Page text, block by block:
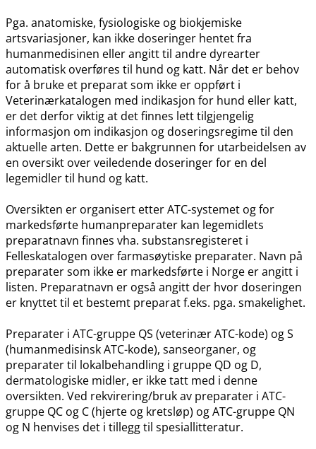
Pga. anatomiske, fysiologiske og biokjemiske
artsvariasjoner, kan ikke doseringer hentet fra
humanmedisinen eller angitt til andre dyrearter
automatisk overføres til hund og katt. Når det er behov
for å bruke et preparat som ikke er oppført i
Veterinærkatalogen med indikasjon for hund eller katt,
er det derfor viktig at det finnes lett tilgjengelig
informasjon om indikasjon og doseringsregime til den
aktuelle arten. Dette er bakgrunnen for utarbeidelsen av
en oversikt over veiledende doseringer for en del
legemidler til hund og katt.
Oversikten er organisert etter ATC-systemet og for
markedsførte humanpreparater kan legemidlets
preparatnavn finnes vha. substansregisteret i
Felleskatalogen over farmasøytiske preparater. Navn på
preparater som ikke er markedsførte i Norge er angitt i
listen. Preparatnavn er også angitt der hvor doseringen
er knyttet til et bestemt preparat f.eks. pga. smakelighet.
Preparater i ATC-gruppe QS (veterinær ATC-kode) og S
(humanmedisinsk ATC-kode), sanseorganer, og
preparater til lokalbehandling i gruppe QD og D,
dermatologiske midler, er ikke tatt med i denne
oversikten. Ved rekvirering​/​bruk av preparater i ATC-
gruppe QC og C (hjerte og kretsløp) og ATC-gruppe QN
og N henvises det i tillegg til spesiallitteratur.